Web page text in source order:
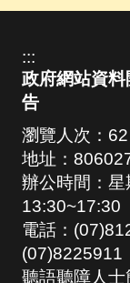
:::
政府網站資
告
瀏覽人次： 62
地址：
辦公時間：
13:30~17:30
電話：
(07)8225911
聽語聽障人